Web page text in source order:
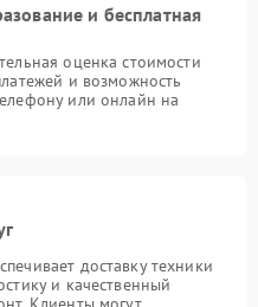
и бесплатная
оценка стоимости
и возможность
или онлайн на
доставку техники
и качественный